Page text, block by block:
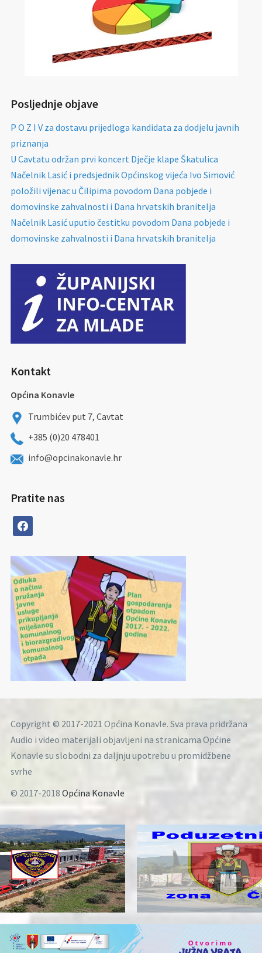
Posljednje objave
P O Z I V za dostavu prijedloga kandidata za dodjelu javnih
priznanja
U Cavtatu održan prvi koncert Dječje klape Škatulica
Načelnik Lasić i predsjednik Općinskog vijeća Ivo Simović
položili vijenac u Čilipima povodom Dana pobjede i
domovinske zahvalnosti i Dana hrvatskih branitelja
Načelnik Lasić uputio čestitku povodom Dana pobjede i
domovinske zahvalnosti i Dana hrvatskih branitelja
Kontakt
Općina Konavle
Trumbićev put 7, Cavtat
+385 (0)20 478401
info@opcinakonavle.hr
Pratite nas
facebook
Copyright © 2017-2021 Općina Konavle. Sva prava pridržana
Audio i video materijali objavljeni na stranicama Općine
Konavle su slobodni za daljnju upotrebu u promidžbene
svrhe
© 2017-2018 Općina Konavle